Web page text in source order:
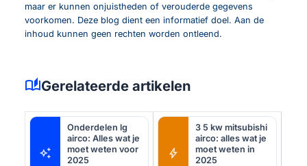
maar er kunnen onjuistheden of verouderde gegevens
voorkomen. Deze blog dient een informatief doel. Aan de
inhoud kunnen geen rechten worden ontleend.
auto_storiesGerelateerde artikelen
auto_awesome
Onderdelen lg
airco: Alles wat je
moet weten voor
2025
bolt
3 5 kw mitsubishi
airco: alles wat je
moet weten in
2025